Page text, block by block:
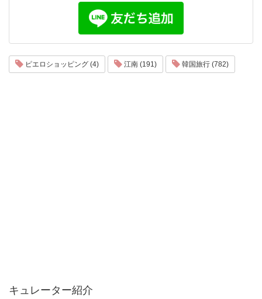
ピエロショッピング (4) 江南 (191) 韓国旅行 (782)
キュレーター紹介